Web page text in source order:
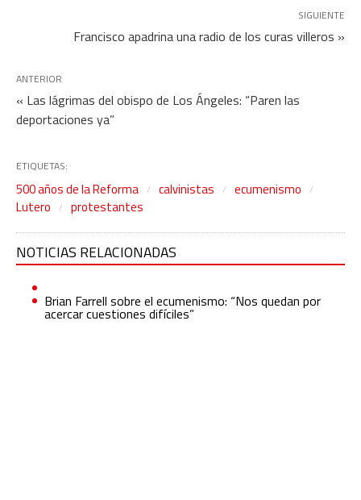
SIGUIENTE
Francisco apadrina una radio de los curas villeros »
ANTERIOR
« Las lágrimas del obispo de Los Ángeles: “Paren las
deportaciones ya”
ETIQUETAS:
500 años de la Reforma calvinistas
ecumenismo
Lutero
protestantes
NOTICIAS RELACIONADAS
Brian Farrell sobre el ecumenismo: “Nos quedan por
acercar cuestiones difíciles”